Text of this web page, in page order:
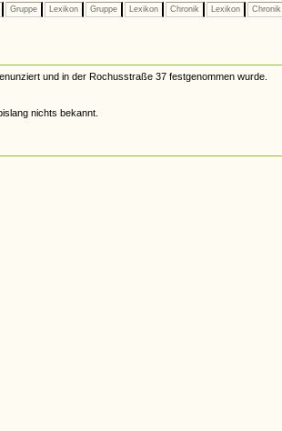
Gruppe Lexikon Gruppe Lexikon Chronik Lexikon Chronik
und in der Rochusstraße 37 festgenommen wurde.
nichts bekannt.